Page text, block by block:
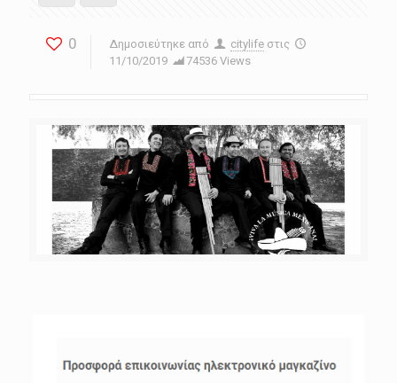
0 Δημοσιεύτηκε από citylife στις
11/10/2019
74536 Views